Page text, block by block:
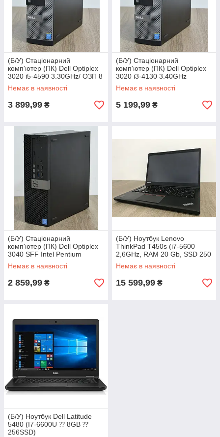
(Б/У) Стаціонарний
комп'ютер (ПК) Dell Optiplex
3020 i5-4590 3.30GHz/ ОЗП 8
Gb DDR3
Немає в наявності
3 899,99 ₴
(Б/У) Стаціонарний
комп'ютер (ПК) Dell Optiplex
3020 i3-4130 3.40GHz
SSD256 ОЗП 8 Gb DDR3
Немає в наявності
5 199,99 ₴
(Б/У) Стаціонарний
комп'ютер (ПК) Dell Optiplex
3040 SFF Intel Pentium
G4400 3.30GHz ОЗП 4 Gb
Немає в наявності
2 859,99 ₴
(Б/У) Ноутбук Lenovo
ThinkPad T450s (i7-5600
2,6GHz, RAM 20 Gb, SSD 250
Gb)
Немає в наявності
15 599,99 ₴
(Б/У) Ноутбук Dell Latitude
5480 (I7-6600U ⁇ 8GB ⁇
256SSD)